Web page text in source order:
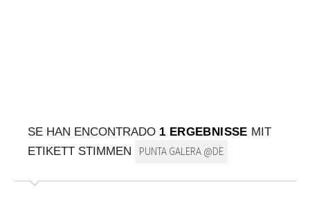
SE HAN ENCONTRADO 1 ERGEBNISSE MIT
ETIKETT STIMMEN
PUNTA GALERA @DE